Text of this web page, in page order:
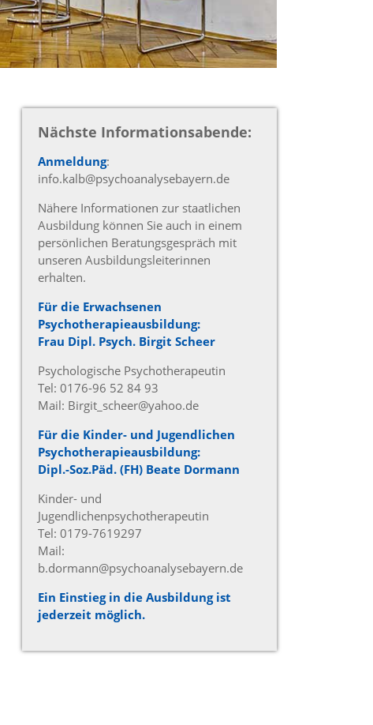
Nächste Informationsabende:
Anmeldung:
info.kalb@psychoanalysebayern.de
Nähere Informationen zur staatlichen
Ausbildung können Sie auch in einem
persönlichen Beratungsgespräch mit
unseren Ausbildungsleiterinnen
erhalten.
Für die Erwachsenen
Psychotherapieausbildung:
Frau Dipl. Psych. Birgit Scheer
Psychologische Psychotherapeutin
Tel: 0176-96 52 84 93
Mail: Birgit_scheer@yahoo.de
Für die Kinder- und Jugendlichen
Psychotherapieausbildung:
Dipl.-Soz.Päd. (FH) Beate Dormann
Kinder- und
Jugendlichenpsychotherapeutin
Tel: 0179-7619297
Mail:
b.dormann@psychoanalysebayern.de
Ein Einstieg in die Ausbildung ist
jederzeit möglich.